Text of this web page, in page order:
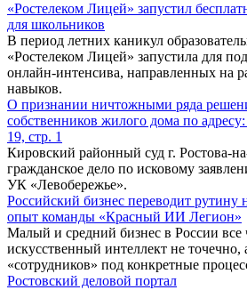
«Ростелеком Лицей» запустил
для школьников
В период летних каникул
«Ростелеком Лицей» запустила для
онлайн-интенсива, направленных на
навыков.
О признании ничтожными ряда
собственников жилого дома по
19, стр. 1
Кировский районный суд г. Ростова-
гражданское дело по исковому
УК «Левобережье».
Российский бизнес переводит рутину
опыт команды «Красный ИИ Легион»
Малый и средний бизнес в России все
искусственный интеллект не
«сотрудников» под конкретные
Ростовский деловой портал